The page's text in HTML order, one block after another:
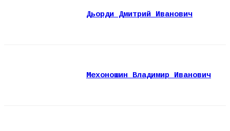
Дьорди Дмитрий Иванович
Мехоношин Владимир Иванович